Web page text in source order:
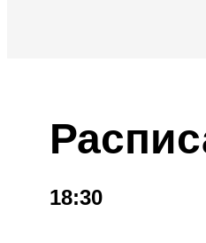
18:30